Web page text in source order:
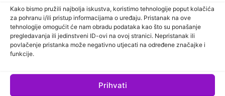
Kako bismo pružili najbolja iskustva, koristimo tehnologije poput kolačića
za pohranu i/ili pristup informacijama o uređaju. Pristanak na ove
tehnologije omogućit će nam obradu podataka kao što su ponašanje
pregledavanja ili jedinstveni ID-ovi na ovoj stranici. Nepristanak ili
povlačenje pristanka može negativno utjecati na određene značajke i
funkcije.
Prihvati